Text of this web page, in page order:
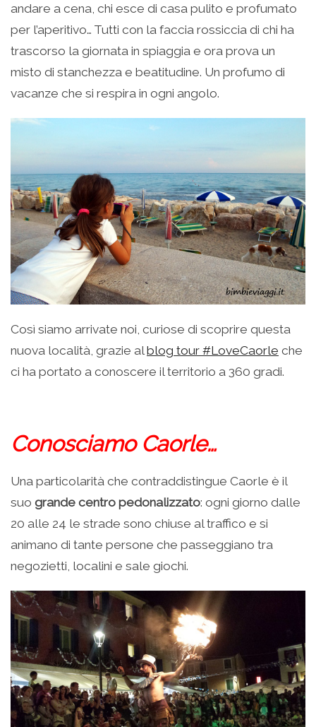
andare a cena, chi esce di casa pulito e profumato
per l’aperitivo… Tutti con la faccia rossiccia di chi ha
trascorso la giornata in spiaggia e ora prova un
misto di stanchezza e beatitudine. Un profumo di
vacanze che si respira in ogni angolo.
Così siamo arrivate noi, curiose di scoprire questa
nuova località, grazie alblog tour #LoveCaorle che
ci ha portato a conoscere il territorio a 360 gradi.
Conosciamo Caorle…
Una particolarità che contraddistingue Caorle è il
suo grande centro pedonalizzato: ogni giorno dalle
20 alle 24 le strade sono chiuse al traffico e si
animano di tante persone che passeggiano tra
negozietti, localini e sale giochi.